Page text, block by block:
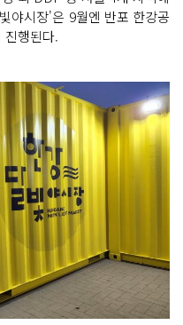
야시장'은 9월엔 반포 한강공
진행된다.